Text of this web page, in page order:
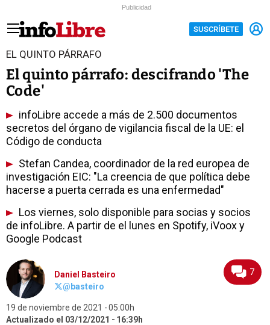
Publicidad
SUSCRÍBETE
EL QUINTO PÁRRAFO
El quinto párrafo: descifrando 'The
Code'
infoLibre accede a más de 2.500 documentos
secretos del órgano de vigilancia fiscal de la UE: el
Código de conducta
Stefan Candea, coordinador de la red europea de
investigación EIC: "La creencia de que política debe
hacerse a puerta cerrada es una enfermedad"
Los viernes, solo disponible para socias y socios
de infoLibre. A partir de el lunes en Spotify, iVoox y
Google Podcast
Daniel Basteiro
@basteiro
19 de noviembre de 2021
05:00h
Actualizado el 03/12/2021
16:39h
7